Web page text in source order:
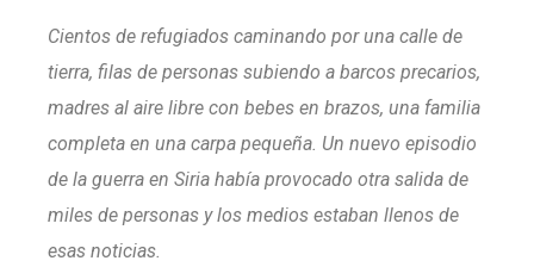
Cientos de refugiados caminando por una calle de
tierra, filas de personas subiendo a barcos precarios,
madres al aire libre con bebes en brazos, una familia
completa en una carpa pequeña. Un nuevo episodio
de la guerra en Siria había provocado otra salida de
miles de personas y los medios estaban llenos de
esas noticias.